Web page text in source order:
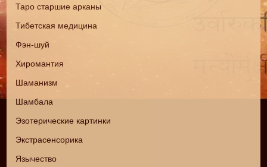
Таро старшие арканы
Тибетская медицина
Фэн-шуй
Хиромантия
Шаманизм
Шамбала
Эзотерические картинки
Экстрасенсорика
Язычество